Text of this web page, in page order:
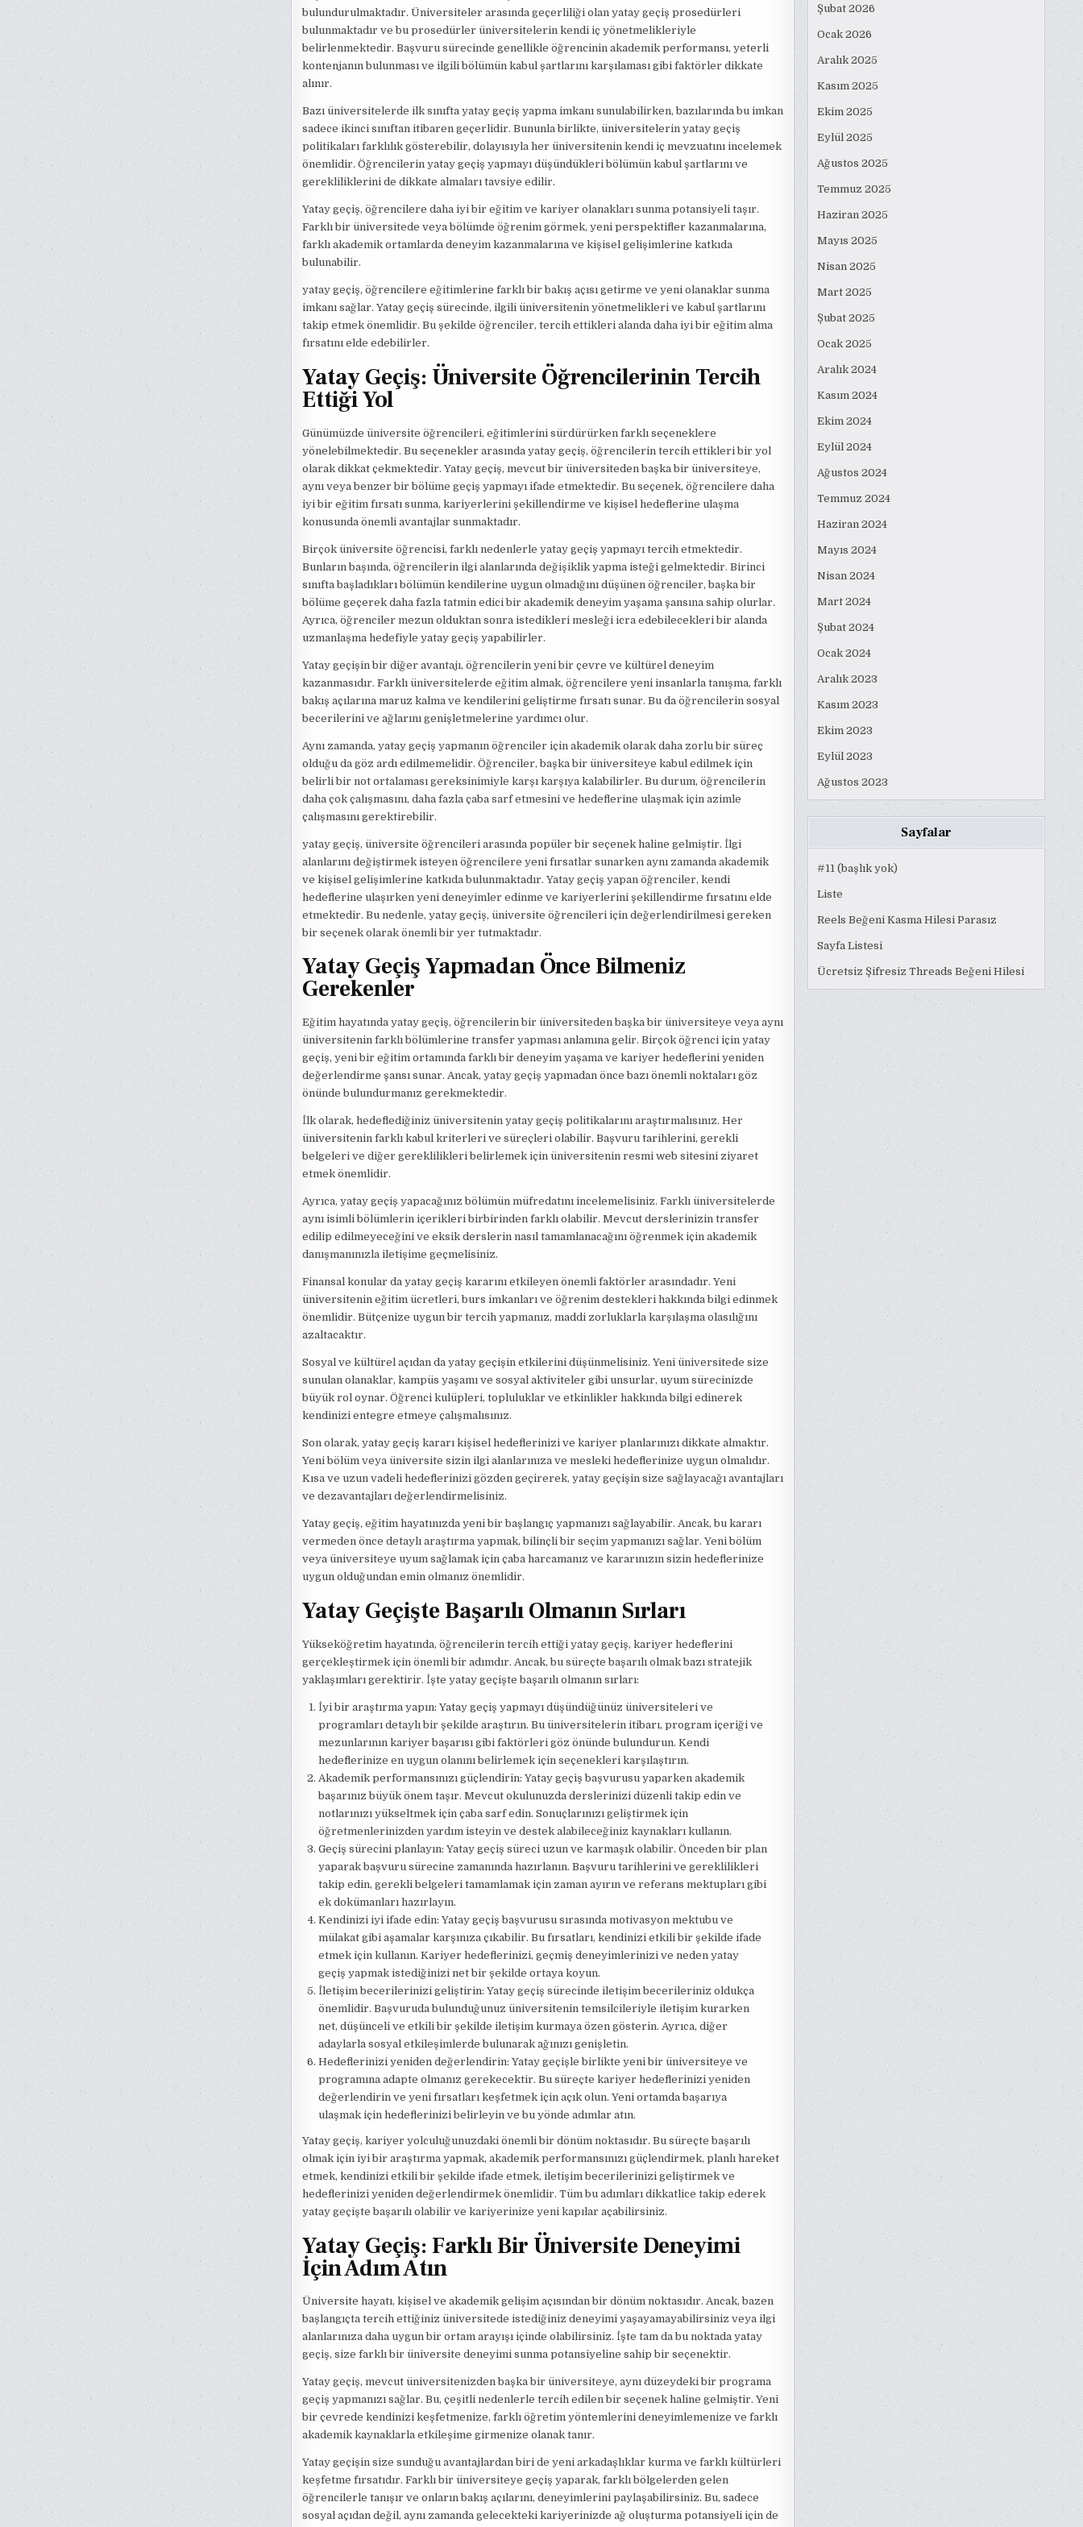
bulundurulmaktadır. Üniversiteler arasında geçerliliği olan yatay geçiş prosedürleri
bulunmaktadır ve bu prosedürler üniversitelerin kendi iç yönetmelikleriyle
belirlenmektedir. Başvuru sürecinde genellikle öğrencinin akademik performansı, yeterli
kontenjanın bulunması ve ilgili bölümün kabul şartlarını karşılaması gibi faktörler dikkate
alınır.
Bazı üniversitelerde ilk sınıfta yatay geçiş yapma imkanı sunulabilirken, bazılarında bu imkan
sadece ikinci sınıftan itibaren geçerlidir. Bununla birlikte, üniversitelerin yatay geçiş
politikaları farklılık gösterebilir, dolayısıyla her üniversitenin kendi iç mevzuatını incelemek
önemlidir. Öğrencilerin yatay geçiş yapmayı düşündükleri bölümün kabul şartlarını ve
gerekliliklerini de dikkate almaları tavsiye edilir.
Yatay geçiş, öğrencilere daha iyi bir eğitim ve kariyer olanakları sunma potansiyeli taşır.
Farklı bir üniversitede veya bölümde öğrenim görmek, yeni perspektifler kazanmalarına,
farklı akademik ortamlarda deneyim kazanmalarına ve kişisel gelişimlerine katkıda
bulunabilir.
yatay geçiş, öğrencilere eğitimlerine farklı bir bakış açısı getirme ve yeni olanaklar sunma
imkanı sağlar. Yatay geçiş sürecinde, ilgili üniversitenin yönetmelikleri ve kabul şartlarını
takip etmek önemlidir. Bu şekilde öğrenciler, tercih ettikleri alanda daha iyi bir eğitim alma
fırsatını elde edebilirler.
Yatay Geçiş: Üniversite Öğrencilerinin Tercih
Ettiği Yol
Günümüzde üniversite öğrencileri, eğitimlerini sürdürürken farklı seçeneklere
yönelebilmektedir. Bu seçenekler arasında yatay geçiş, öğrencilerin tercih ettikleri bir yol
olarak dikkat çekmektedir. Yatay geçiş, mevcut bir üniversiteden başka bir üniversiteye,
aynı veya benzer bir bölüme geçiş yapmayı ifade etmektedir. Bu seçenek, öğrencilere daha
iyi bir eğitim fırsatı sunma, kariyerlerini şekillendirme ve kişisel hedeflerine ulaşma
konusunda önemli avantajlar sunmaktadır.
Birçok üniversite öğrencisi, farklı nedenlerle yatay geçiş yapmayı tercih etmektedir.
Bunların başında, öğrencilerin ilgi alanlarında değişiklik yapma isteği gelmektedir. Birinci
sınıfta başladıkları bölümün kendilerine uygun olmadığını düşünen öğrenciler, başka bir
bölüme geçerek daha fazla tatmin edici bir akademik deneyim yaşama şansına sahip olurlar.
Ayrıca, öğrenciler mezun olduktan sonra istedikleri mesleği icra edebilecekleri bir alanda
uzmanlaşma hedefiyle yatay geçiş yapabilirler.
Yatay geçişin bir diğer avantajı, öğrencilerin yeni bir çevre ve kültürel deneyim
kazanmasıdır. Farklı üniversitelerde eğitim almak, öğrencilere yeni insanlarla tanışma, farklı
bakış açılarına maruz kalma ve kendilerini geliştirme fırsatı sunar. Bu da öğrencilerin sosyal
becerilerini ve ağlarını genişletmelerine yardımcı olur.
Aynı zamanda, yatay geçiş yapmanın öğrenciler için akademik olarak daha zorlu bir süreç
olduğu da göz ardı edilmemelidir. Öğrenciler, başka bir üniversiteye kabul edilmek için
belirli bir not ortalaması gereksinimiyle karşı karşıya kalabilirler. Bu durum, öğrencilerin
daha çok çalışmasını, daha fazla çaba sarf etmesini ve hedeflerine ulaşmak için azimle
çalışmasını gerektirebilir.
yatay geçiş, üniversite öğrencileri arasında popüler bir seçenek haline gelmiştir. İlgi
alanlarını değiştirmek isteyen öğrencilere yeni fırsatlar sunarken aynı zamanda akademik
ve kişisel gelişimlerine katkıda bulunmaktadır. Yatay geçiş yapan öğrenciler, kendi
hedeflerine ulaşırken yeni deneyimler edinme ve kariyerlerini şekillendirme fırsatını elde
etmektedir. Bu nedenle, yatay geçiş, üniversite öğrencileri için değerlendirilmesi gereken
bir seçenek olarak önemli bir yer tutmaktadır.
Yatay Geçiş Yapmadan Önce Bilmeniz
Gerekenler
Eğitim hayatında yatay geçiş, öğrencilerin bir üniversiteden başka bir üniversiteye veya aynı
üniversitenin farklı bölümlerine transfer yapması anlamına gelir. Birçok öğrenci için yatay
geçiş, yeni bir eğitim ortamında farklı bir deneyim yaşama ve kariyer hedeflerini yeniden
değerlendirme şansı sunar. Ancak, yatay geçiş yapmadan önce bazı önemli noktaları göz
önünde bulundurmanız gerekmektedir.
İlk olarak, hedeflediğiniz üniversitenin yatay geçiş politikalarını araştırmalısınız. Her
üniversitenin farklı kabul kriterleri ve süreçleri olabilir. Başvuru tarihlerini, gerekli
belgeleri ve diğer gereklilikleri belirlemek için üniversitenin resmi web sitesini ziyaret
etmek önemlidir.
Ayrıca, yatay geçiş yapacağınız bölümün müfredatını incelemelisiniz. Farklı üniversitelerde
aynı isimli bölümlerin içerikleri birbirinden farklı olabilir. Mevcut derslerinizin transfer
edilip edilmeyeceğini ve eksik derslerin nasıl tamamlanacağını öğrenmek için akademik
danışmanınızla iletişime geçmelisiniz.
Finansal konular da yatay geçiş kararını etkileyen önemli faktörler arasındadır. Yeni
üniversitenin eğitim ücretleri, burs imkanları ve öğrenim destekleri hakkında bilgi edinmek
önemlidir. Bütçenize uygun bir tercih yapmanız, maddi zorluklarla karşılaşma olasılığını
azaltacaktır.
Sosyal ve kültürel açıdan da yatay geçişin etkilerini düşünmelisiniz. Yeni üniversitede size
sunulan olanaklar, kampüs yaşamı ve sosyal aktiviteler gibi unsurlar, uyum sürecinizde
büyük rol oynar. Öğrenci kulüpleri, topluluklar ve etkinlikler hakkında bilgi edinerek
kendinizi entegre etmeye çalışmalısınız.
Son olarak, yatay geçiş kararı kişisel hedeflerinizi ve kariyer planlarınızı dikkate almaktır.
Yeni bölüm veya üniversite sizin ilgi alanlarınıza ve mesleki hedeflerinize uygun olmalıdır.
Kısa ve uzun vadeli hedeflerinizi gözden geçirerek, yatay geçişin size sağlayacağı avantajları
ve dezavantajları değerlendirmelisiniz.
Yatay geçiş, eğitim hayatınızda yeni bir başlangıç yapmanızı sağlayabilir. Ancak, bu kararı
vermeden önce detaylı araştırma yapmak, bilinçli bir seçim yapmanızı sağlar. Yeni bölüm
veya üniversiteye uyum sağlamak için çaba harcamanız ve kararınızın sizin hedeflerinize
uygun olduğundan emin olmanız önemlidir.
Yatay Geçişte Başarılı Olmanın Sırları
Yükseköğretim hayatında, öğrencilerin tercih ettiği yatay geçiş, kariyer hedeflerini
gerçekleştirmek için önemli bir adımdır. Ancak, bu süreçte başarılı olmak bazı stratejik
yaklaşımları gerektirir. İşte yatay geçişte başarılı olmanın sırları:
İyi bir araştırma yapın: Yatay geçiş yapmayı düşündüğünüz üniversiteleri ve
programları detaylı bir şekilde araştırın. Bu üniversitelerin itibarı, program içeriği ve
mezunlarının kariyer başarısı gibi faktörleri göz önünde bulundurun. Kendi
hedeflerinize en uygun olanını belirlemek için seçenekleri karşılaştırın.
Akademik performansınızı güçlendirin: Yatay geçiş başvurusu yaparken akademik
başarınız büyük önem taşır. Mevcut okulunuzda derslerinizi düzenli takip edin ve
notlarınızı yükseltmek için çaba sarf edin. Sonuçlarınızı geliştirmek için
öğretmenlerinizden yardım isteyin ve destek alabileceğiniz kaynakları kullanın.
Geçiş sürecini planlayın: Yatay geçiş süreci uzun ve karmaşık olabilir. Önceden bir plan
yaparak başvuru sürecine zamanında hazırlanın. Başvuru tarihlerini ve gereklilikleri
takip edin, gerekli belgeleri tamamlamak için zaman ayırın ve referans mektupları gibi
ek dokümanları hazırlayın.
Kendinizi iyi ifade edin: Yatay geçiş başvurusu sırasında motivasyon mektubu ve
mülakat gibi aşamalar karşınıza çıkabilir. Bu fırsatları, kendinizi etkili bir şekilde ifade
etmek için kullanın. Kariyer hedeflerinizi, geçmiş deneyimlerinizi ve neden yatay
geçiş yapmak istediğinizi net bir şekilde ortaya koyun.
İletişim becerilerinizi geliştirin: Yatay geçiş sürecinde iletişim becerileriniz oldukça
önemlidir. Başvuruda bulunduğunuz üniversitenin temsilcileriyle iletişim kurarken
net, düşünceli ve etkili bir şekilde iletişim kurmaya özen gösterin. Ayrıca, diğer
adaylarla sosyal etkileşimlerde bulunarak ağınızı genişletin.
Hedeflerinizi yeniden değerlendirin: Yatay geçişle birlikte yeni bir üniversiteye ve
programına adapte olmanız gerekecektir. Bu süreçte kariyer hedeflerinizi yeniden
değerlendirin ve yeni fırsatları keşfetmek için açık olun. Yeni ortamda başarıya
ulaşmak için hedeflerinizi belirleyin ve bu yönde adımlar atın.
Yatay geçiş, kariyer yolculuğunuzdaki önemli bir dönüm noktasıdır. Bu süreçte başarılı
olmak için iyi bir araştırma yapmak, akademik performansınızı güçlendirmek, planlı hareket
etmek, kendinizi etkili bir şekilde ifade etmek, iletişim becerilerinizi geliştirmek ve
hedeflerinizi yeniden değerlendirmek önemlidir. Tüm bu adımları dikkatlice takip ederek
yatay geçişte başarılı olabilir ve kariyerinize yeni kapılar açabilirsiniz.
Yatay Geçiş: Farklı Bir Üniversite Deneyimi
İçin Adım Atın
Üniversite hayatı, kişisel ve akademik gelişim açısından bir dönüm noktasıdır. Ancak, bazen
başlangıçta tercih ettiğiniz üniversitede istediğiniz deneyimi yaşayamayabilirsiniz veya ilgi
alanlarınıza daha uygun bir ortam arayışı içinde olabilirsiniz. İşte tam da bu noktada yatay
geçiş, size farklı bir üniversite deneyimi sunma potansiyeline sahip bir seçenektir.
Yatay geçiş, mevcut üniversitenizden başka bir üniversiteye, aynı düzeydeki bir programa
geçiş yapmanızı sağlar. Bu, çeşitli nedenlerle tercih edilen bir seçenek haline gelmiştir. Yeni
bir çevrede kendinizi keşfetmenize, farklı öğretim yöntemlerini deneyimlemenize ve farklı
akademik kaynaklarla etkileşime girmenize olanak tanır.
Yatay geçişin size sunduğu avantajlardan biri de yeni arkadaşlıklar kurma ve farklı kültürleri
keşfetme fırsatıdır. Farklı bir üniversiteye geçiş yaparak, farklı bölgelerden gelen
öğrencilerle tanışır ve onların bakış açılarını, deneyimlerini paylaşabilirsiniz. Bu, sadece
sosyal açıdan değil, aynı zamanda gelecekteki kariyerinizde ağ oluşturma potansiyeli için de
Şubat 2026
Ocak 2026
Aralık 2025
Kasım 2025
Ekim 2025
Eylül 2025
Ağustos 2025
Temmuz 2025
Haziran 2025
Mayıs 2025
Nisan 2025
Mart 2025
Şubat 2025
Ocak 2025
Aralık 2024
Kasım 2024
Ekim 2024
Eylül 2024
Ağustos 2024
Temmuz 2024
Haziran 2024
Mayıs 2024
Nisan 2024
Mart 2024
Şubat 2024
Ocak 2024
Aralık 2023
Kasım 2023
Ekim 2023
Eylül 2023
Ağustos 2023
Sayfalar
#11 (başlık yok)
Liste
Reels Beğeni Kasma Hilesi Parasız
Sayfa Listesi
Ücretsiz Şifresiz Threads Beğeni Hilesi